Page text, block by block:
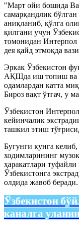
"Март ойи бошида
самарқандлик
аниқланиб, қўлга
қилгани учун
томонидан Интерпол
дея қайд этмоқда
Эркак Ўзбекистон
АҚШда иш топиш ва
одамлардан катта
Бироз вақт ўтгач, у
Ўзбекистон
кейинчалик
ташкил этиш
Бугунги кунга
ходимларининг
ҳаракатлари
Ўзбекистонга
олдида жавоб беради.
Ўзбекистон
каналга